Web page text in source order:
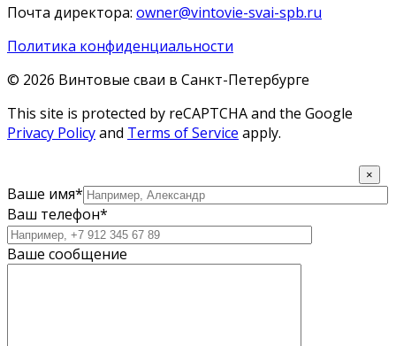
Почта директора: owner@vintovie-svai-spb.ru
Политика конфиденциальности
© 2026 Винтовые сваи в Санкт-Петербурге
This site is protected by reCAPTCHA and the Google
Privacy Policyand Terms of Service apply.
×
Ваше имя*
Ваш телефон*
Ваше сообщение